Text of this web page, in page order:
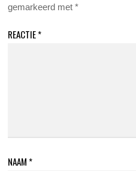
gemarkeerd met*
REACTIE*
NAAM *